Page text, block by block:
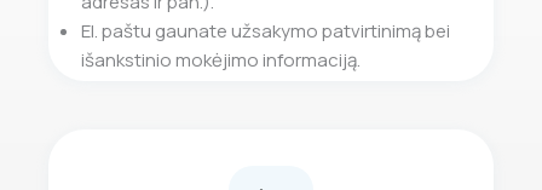
El. paštu gaunate užsakymo patvirtinimą bei
išankstinio mokėjimo informaciją.